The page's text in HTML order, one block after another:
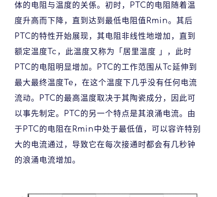
体的电阻与温度的关係。初时，PTC的电阻随着温
度升高而下降，直到达到最低电阻值Rmin。其后
PTC的特性开始展现，其电阻非线性地增加，直到
额定温度Tc，此温度又称为「居里温度 」，此时
PTC的电阻明显增加。PTC的工作范围从Tc延伸到
最大最终温度Te，在这个温度下几乎没有任何电流
流动。PTC的最高温度取决于其陶瓷成分，因此可
以事先制定。PTC的另一个特点是其浪涌电流。由
于PTC的电阻在Rmin中处于最低值，可以容许特别
大的电流通过，导致它在每次接通时都会有几秒钟
的浪涌电流增加。